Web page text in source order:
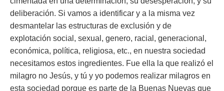
deliberación. Si vamos a identificar y a la misma vez
desmantelar las estructuras de exclusión y de
explotación social, sexual, genero, racial, generacional,
económica, política, religiosa, etc., en nuestra sociedad
necesitamos estos ingredientes. Fue ella la que realizó el
milagro no Jesús, y tú y yo podemos realizar milagros en
esta sociedad porque es parte de la Buenas Nuevas que